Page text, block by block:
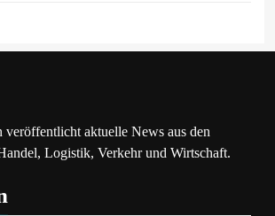
veröffentlicht aktuelle News aus den
Logistik, Verkehr und Wirtschaft.